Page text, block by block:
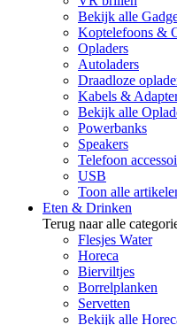
Bekijk alle
Koptelefoons &
Opladers
Autoladers
Draadloze
Kabels &
Bekijk alle
Powerbanks
Speakers
Telefoon
USB
Toon alle
Eten & Drinken
Terug naar alle
Flesjes Water
Horeca
Bierviltjes
Borrelplanken
Servetten
Bekijk alle